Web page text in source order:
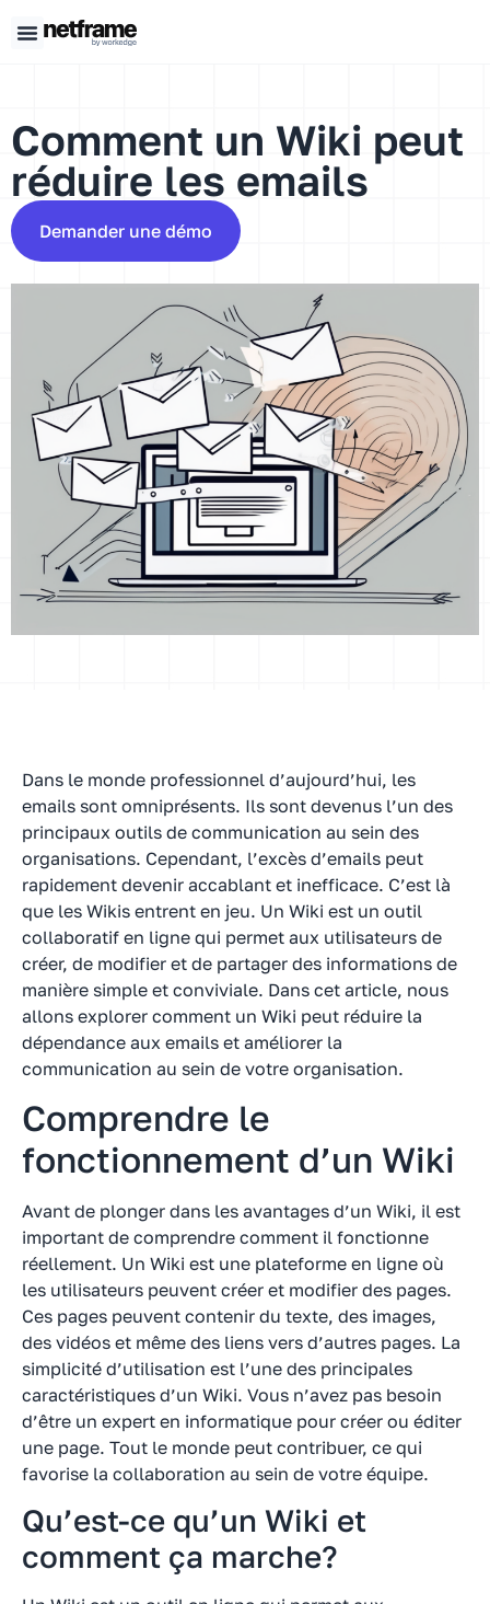
Comment un Wiki peut
réduire les emails
Demander une démo
Dans le monde professionnel d’aujourd’hui, les
emails sont omniprésents. Ils sont devenus l’un des
principaux outils de communication au sein des
organisations. Cependant, l’excès d’emails peut
rapidement devenir accablant et inefficace. C’est là
que les Wikis entrent en jeu. Un Wiki est un outil
collaboratif en ligne qui permet aux utilisateurs de
créer, de modifier et de partager des informations de
manière simple et conviviale. Dans cet article, nous
allons explorer comment un Wiki peut réduire la
dépendance aux emails et améliorer la
communication au sein de votre organisation.
Comprendre le
fonctionnement d’un Wiki
Avant de plonger dans les avantages d’un Wiki, il est
important de comprendre comment il fonctionne
réellement. Un Wiki est une plateforme en ligne où
les utilisateurs peuvent créer et modifier des pages.
Ces pages peuvent contenir du texte, des images,
des vidéos et même des liens vers d’autres pages. La
simplicité d’utilisation est l’une des principales
caractéristiques d’un Wiki. Vous n’avez pas besoin
d’être un expert en informatique pour créer ou éditer
une page. Tout le monde peut contribuer, ce qui
favorise la collaboration au sein de votre équipe.
Qu’est-ce qu’un Wiki et
comment ça marche?